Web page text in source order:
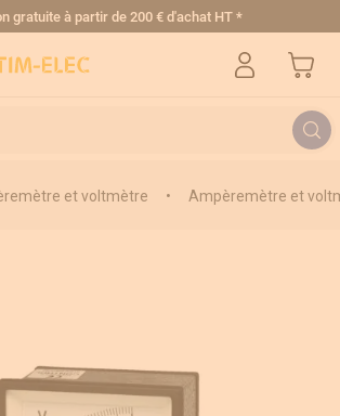
gratuiteà partir de 200 € d'achat HT *
Mon
et voltmètre • Ampèremètre et